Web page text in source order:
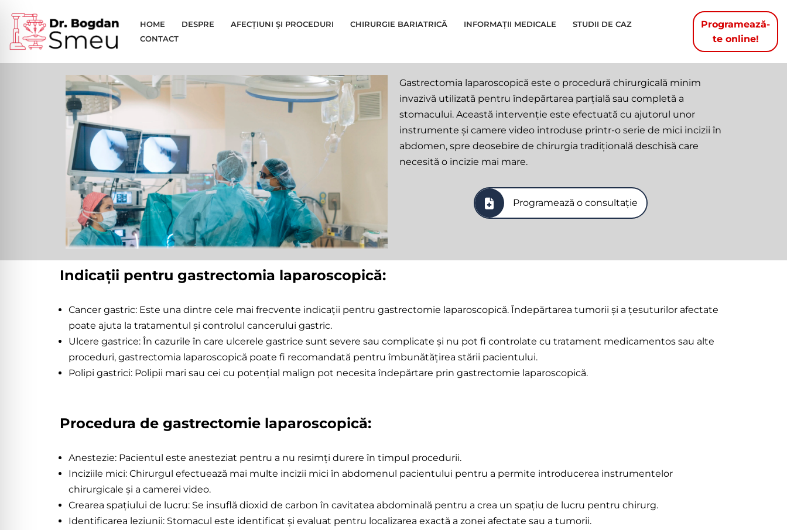
Sari
la
conținut
HOME DESPRE AFECȚIUNI ȘI PROCEDURI CHIRURGIE BARIATRICĂ INFORMAȚII MEDICALE
STUDII DE CAZ
CONTACT
Programează-
te online!
Gastrectomie
Laparoscopică
Gastrectomia laparoscopică este o procedură chirurgicală minim
invazivă utilizată pentru îndepărtarea parțială sau completă a
stomacului. Această intervenție este efectuată cu ajutorul unor
instrumente și camere video introduse printr-o serie de mici incizii în
abdomen, spre deosebire de chirurgia tradițională deschisă care
necesită o incizie mai mare.
Programează o consultație
Indicații pentru gastrectomia laparoscopică:
Cancer gastric: Este una dintre cele mai frecvente indicații pentru gastrectomie laparoscopică. Îndepărtarea tumorii și a țesuturilor afectate
poate ajuta la tratamentul și controlul cancerului gastric.
Ulcere gastrice: În cazurile în care ulcerele gastrice sunt severe sau complicate și nu pot fi controlate cu tratament medicamentos sau alte
proceduri, gastrectomia laparoscopică poate fi recomandată pentru îmbunătățirea stării pacientului.
Polipi gastrici: Polipii mari sau cei cu potențial malign pot necesita îndepărtare prin gastrectomie laparoscopică.
Procedura de gastrectomie laparoscopică:
Anestezie: Pacientul este anesteziat pentru a nu resimți durere în timpul procedurii.
Inciziile mici: Chirurgul efectuează mai multe incizii mici în abdomenul pacientului pentru a permite introducerea instrumentelor
chirurgicale și a camerei video.
Crearea spațiului de lucru: Se insuflă dioxid de carbon în cavitatea abdominală pentru a crea un spațiu de lucru pentru chirurg.
Identificarea leziunii: Stomacul este identificat și evaluat pentru localizarea exactă a zonei afectate sau a tumorii.